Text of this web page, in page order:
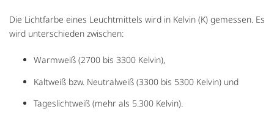
Die Lichtfarbe eines Leuchtmittels wird in Kelvin (K) gemessen. Es
wird unterschieden zwischen:
Warmweiß (2700 bis 3300 Kelvin),
Kaltweiß bzw. Neutralweiß (3300 bis 5300 Kelvin) und
Tageslichtweiß (mehr als 5.300 Kelvin).